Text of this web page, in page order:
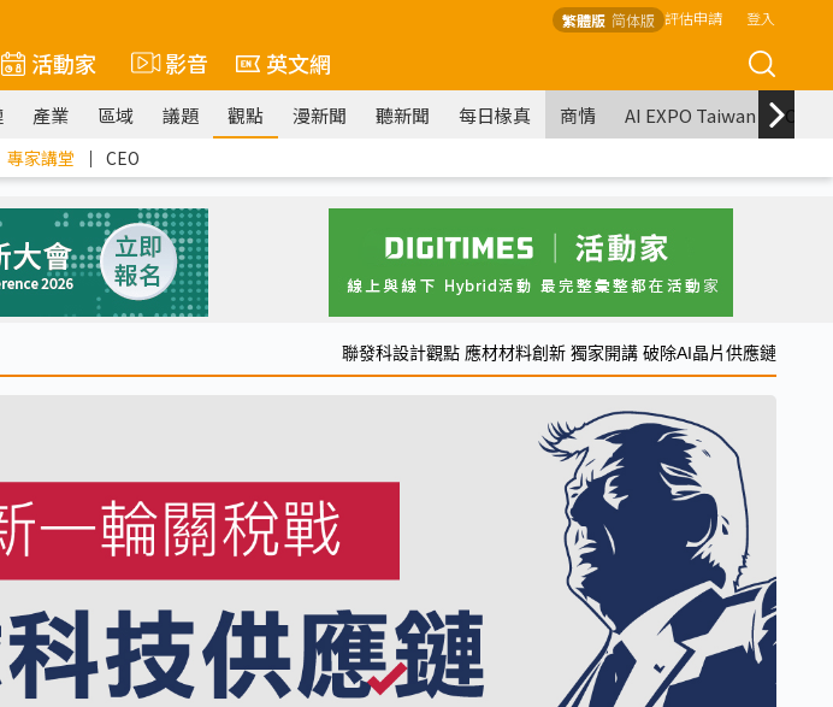
繁體版 简体版 評估申請 登入
活動家 影音 英文網
產業 區域 議題 觀點 漫新聞 聽新聞 每日椽真 商情 AI EXPO Taiwan
專家講堂 ｜ CEO
聯發科設計觀點 應材材料創新 獨家開講 破除AI晶片供應鏈